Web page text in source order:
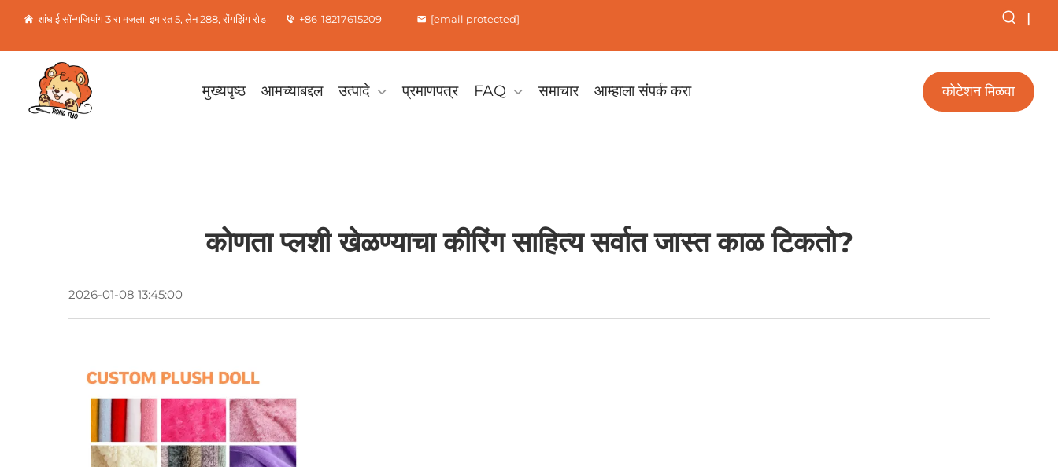
शांघाई सॉन्गजियांग 3 रा मजला, इमारत 5, लेन 288, रोंगझिंग रोड +86-18217615209 [email protected] |
मुख्यपृष्ठ आमच्याबद्दल उत्पादे प्रमाणपत्र FAQ समाचार आम्हाला संपर्क करा कोटेशन मिळवा
कोणता प्लशी खेळण्याचा कीरिंग साहित्य सर्वात जास्त काळ टिकतो?
2026-01-08 13:45:00